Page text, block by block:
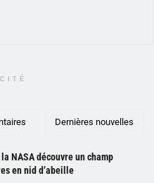
Dernières nouvelles
NASA découvre un champ
en nid d’abeille